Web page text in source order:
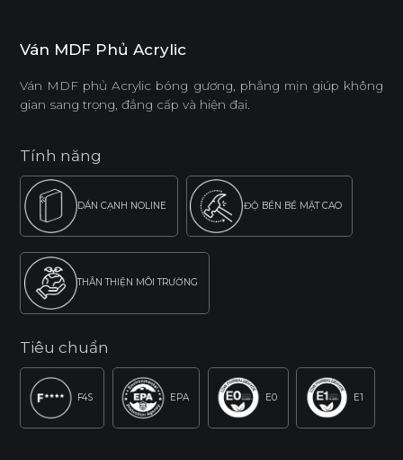
Ván MDF Phủ Acrylic
Ván MDF phủ Acrylic bóng gương, phẳng mịn giúp không
gian sang trọng, đẳng cấp và hiện đại.
Tính năng
DÁN CẠNH NOLINE ĐỘ BỀN BỀ MẶT CAO
THÂN THIỆN MÔI TRƯỜNG
Tiêu chuẩn
F4S EPA E0 E1